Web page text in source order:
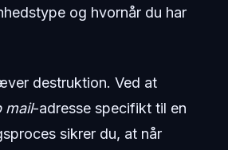
og hvornår du har
destruktion. Ved at
mail-adresse specifikt til en
sikrer du, at når